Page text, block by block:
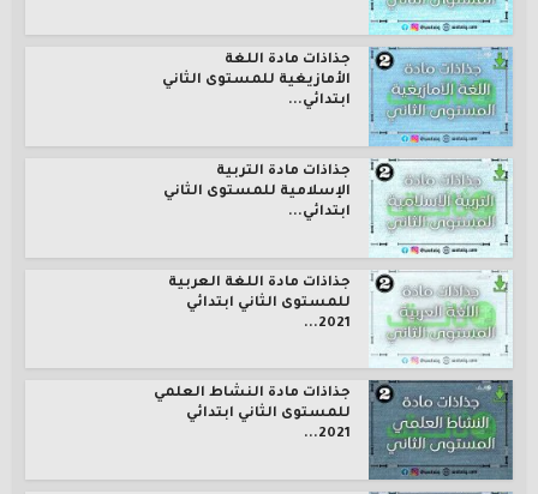
جذاذات مادة اللغة
الأمازيغية للمستوى الثاني
ابتدائي...
جذاذات مادة التربية
الإسلامية للمستوى الثاني
ابتدائي...
جذاذات مادة اللغة العربية
للمستوى الثاني ابتدائي
2021...
جذاذات مادة النشاط العلمي
للمستوى الثاني ابتدائي
2021...